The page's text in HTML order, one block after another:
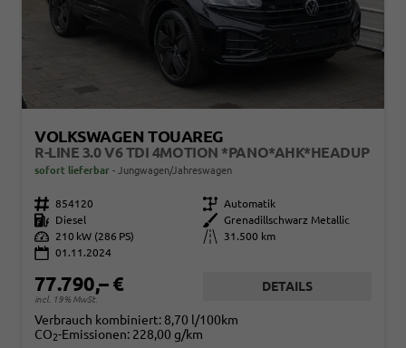
VOLKSWAGEN TOUAREG
R-LINE 3.0 V6 TDI 4MOTION *PANO*AHK*HEADUP
sofort lieferbar Jungwagen/Jahreswagen
Fahrzeugnr. 854120 Getriebe
Automatik
Kraftstoff
Diesel Außenfarbe
Grenadillschwarz Metallic
Leistung
210 kW (286 PS) Kilometerstand
31.500 km
01.11.2024
77.790,– €
incl. 19% MwSt.
DETAILS
Verbrauch kombiniert: 8,70 l/100km
CO2-Emissionen: 228,00 g/km